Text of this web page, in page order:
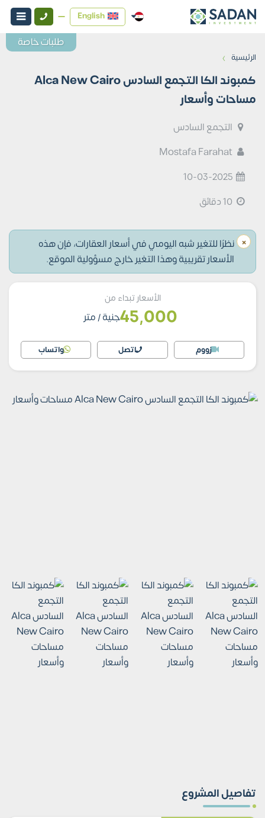
English
الرئيسية ›
كمبوند الكا التجمع السادس Alca New Cairo
مساحات وأسعار
التجمع السادس
Mostafa Farahat
10-03-2025
× نظرًا للتغير شبه اليومي في أسعار العقارات، فإن هذه
الأسعار تقريبية وهذا التغير خارج مسؤولية الموقع.
الأسعار تبداء من
45,000جنية/ متر
زووم اتصل واتساب
تفاصيل المشروع
طلبات خاصة